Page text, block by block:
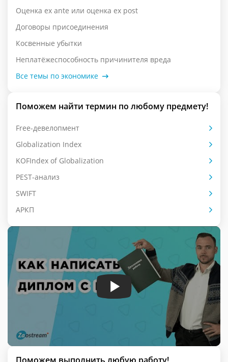
Оценка ex ante или оценка ex post
Договоры присоединения
Косвенные убытки
Неплатёжеспособность причинителя вреда
Все темы по экономике
Поможем найти термин по любому предмету!
Free-девелопмент
Globalization Index
KOFIndex of Globalization
PEST-анализ
SWIFT
АРКП